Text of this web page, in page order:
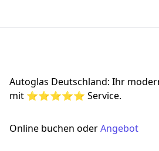
Autoglas Deutschland: Ihr
mit ⭐⭐⭐⭐⭐ Service.
Online buchen oderAngebot